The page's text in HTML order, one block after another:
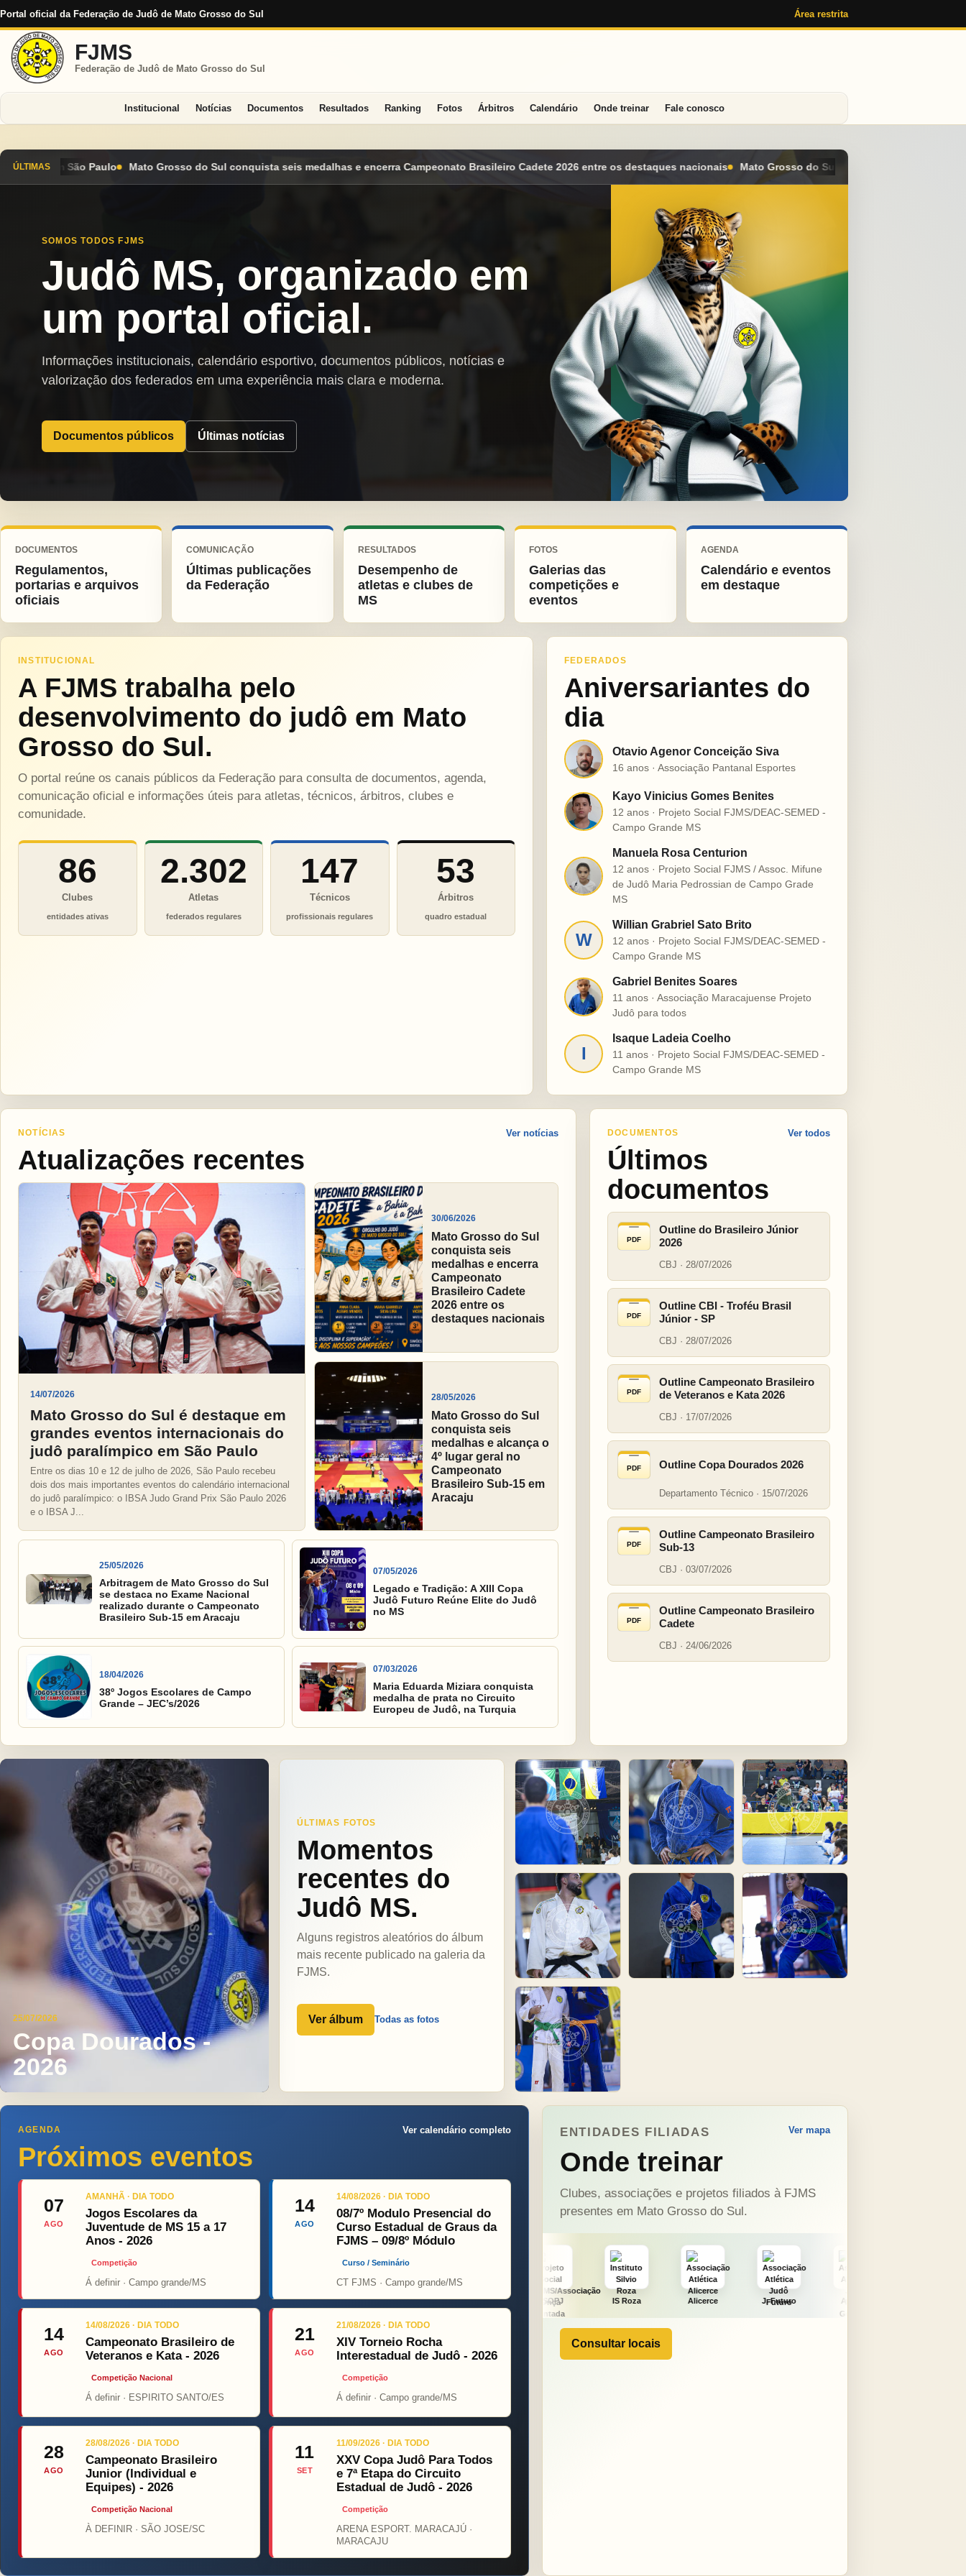
Portal oficial da Federação de Judô de Mato Grosso do Sul Área restrita
FJMS
Federação de Judô de Mato Grosso do Sul
Institucional Notícias Documentos Resultados Ranking Fotos Árbitros Calendário Onde treinar Fale conosco
ÚLTIMAS
do Sul conquista seis medalhas e encerra Campeonato Brasileiro Cadete 2026 entre os destaques nacionais Mato Grosso do Sul conquista seis medalhas e alcança o 4º lugar geral no
SOMOS TODOS FJMS
Judô MS, organizado em
um portal oficial.
Informações institucionais, calendário esportivo, documentos públicos, notícias e
valorização dos federados em uma experiência mais clara e moderna.
Documentos públicos Últimas notícias
DOCUMENTOS
Regulamentos,
portarias e arquivos
oficiais
COMUNICAÇÃO
Últimas publicações
da Federação
RESULTADOS
Desempenho de
atletas e clubes de
MS
FOTOS
Galerias das
competições e
eventos
AGENDA
Calendário e eventos
em destaque
INSTITUCIONAL
A FJMS trabalha pelo
desenvolvimento do judô em Mato
Grosso do Sul.
O portal reúne os canais públicos da Federação para consulta de documentos, agenda,
comunicação oficial e informações úteis para atletas, técnicos, árbitros, clubes e
comunidade.
86
Clubes
entidades ativas
2.302
Atletas
federados regulares
147
Técnicos
profissionais regulares
53
Árbitros
quadro estadual
FEDERADOS
Aniversariantes do
dia
O Otavio Agenor Conceição Siva
16 anos · Associação Pantanal Esportes
K
Kayo Vinicius Gomes Benites
12 anos · Projeto Social FJMS/DEAC-SEMED -
Campo Grande MS
M
Manuela Rosa Centurion
12 anos · Projeto Social FJMS / Assoc. Mifune
de Judô Maria Pedrossian de Campo Grade
MS
W
Willian Grabriel Sato Brito
12 anos · Projeto Social FJMS/DEAC-SEMED -
Campo Grande MS
G
Gabriel Benites Soares
11 anos · Associação Maracajuense Projeto
Judô para todos
I
Isaque Ladeia Coelho
11 anos · Projeto Social FJMS/DEAC-SEMED -
Campo Grande MS
NOTÍCIAS
Atualizações recentes
Ver notícias
14/07/2026
Mato Grosso do Sul é destaque em
grandes eventos internacionais do
judô paralímpico em São Paulo
Entre os dias 10 e 12 de julho de 2026, São Paulo recebeu
dois dos mais importantes eventos do calendário internacional
do judô paralímpico: o IBSA Judo Grand Prix São Paulo 2026
e o IBSA J...
30/06/2026
Mato Grosso do Sul
conquista seis
medalhas e encerra
Campeonato
Brasileiro Cadete
2026 entre os
destaques nacionais
28/05/2026
Mato Grosso do Sul
conquista seis
medalhas e alcança o
4º lugar geral no
Campeonato
Brasileiro Sub-15 em
Aracaju
25/05/2026
Arbitragem de Mato Grosso do Sul
se destaca no Exame Nacional
realizado durante o Campeonato
Brasileiro Sub-15 em Aracaju
07/05/2026
Legado e Tradição: A XIII Copa
Judô Futuro Reúne Elite do Judô
no MS
18/04/2026
38º Jogos Escolares de Campo
Grande – JEC’s/2026
07/03/2026
Maria Eduarda Miziara conquista
medalha de prata no Circuito
Europeu de Judô, na Turquia
DOCUMENTOS
Últimos
documentos
Ver todos
PDF
Outline do Brasileiro Júnior
2026
CBJ · 28/07/2026
PDF
Outline CBI - Troféu Brasil
Júnior - SP
CBJ · 28/07/2026
PDF
Outline Campeonato Brasileiro
de Veteranos e Kata 2026
CBJ · 17/07/2026
PDF Outline Copa Dourados 2026
Departamento Técnico · 15/07/2026
PDF
Outline Campeonato Brasileiro
Sub-13
CBJ · 03/07/2026
PDF
Outline Campeonato Brasileiro
Cadete
CBJ · 24/06/2026
25/07/2026
Copa Dourados -
2026
ÚLTIMAS FOTOS
Momentos
recentes do
Judô MS.
Alguns registros aleatórios do álbum
mais recente publicado na galeria da
FJMS.
Ver álbum Todas as fotos
AGENDA
Próximos eventos
Ver calendário completo
07
AGO
AMANHÃ · DIA TODO
Jogos Escolares da
Juventude de MS 15 a 17
Anos - 2026
Competição
Á definir · Campo grande/MS
14
AGO
14/08/2026 · DIA TODO
08/7º Modulo Presencial do
Curso Estadual de Graus da
FJMS – 09/8º Módulo
Curso / Seminário
CT FJMS · Campo grande/MS
14
AGO
14/08/2026 · DIA TODO
Campeonato Brasileiro de
Veteranos e Kata - 2026
Competição Nacional
Á definir · ESPIRITO SANTO/ES
21
AGO
21/08/2026 · DIA TODO
XIV Torneio Rocha
Interestadual de Judô - 2026
Competição
Á definir · Campo grande/MS
28
AGO
28/08/2026 · DIA TODO
Campeonato Brasileiro
Junior (Individual e
Equipes) - 2026
Competição Nacional
À DEFINIR · SÃO JOSE/SC
11
SET
11/09/2026 · DIA TODO
XXV Copa Judô Para Todos
e 7ª Etapa do Circuito
Estadual de Judô - 2026
Competição
ARENA ESPORT. MARACAJÚ ·
MARACAJU
ENTIDADES FILIADAS
Onde treinar
Ver mapa
Clubes, associações e projetos filiados à FJMS
presentes em Mato Grosso do Sul.
Top Fight ONÇA PINT PSOPJ IS Roza Alicerce J. Futuro AAJNG TSURU
Consultar locais